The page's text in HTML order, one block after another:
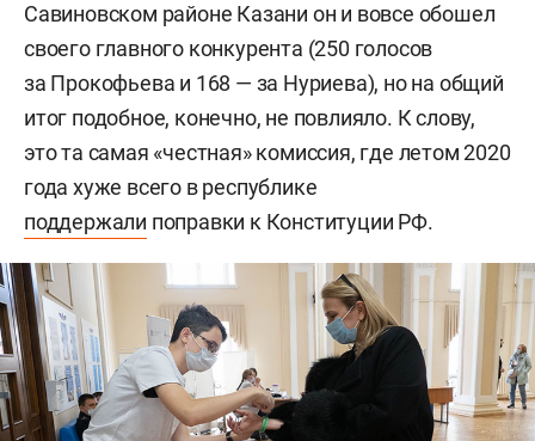
Савиновском районе Казани он и вовсе обошел
своего главного конкурента (250 голосов
за Прокофьева и 168 — за Нуриева), но на общий
итог подобное, конечно, не повлияло. К слову,
это та самая «честная» комиссия, где летом 2020
года хуже всего в республике
поддержали поправки к Конституции РФ.